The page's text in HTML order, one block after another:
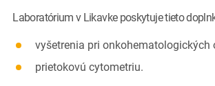
Laboratórium v Likavke poskytuje tieto
vyšetrenia pri onkohematologických
prietokovú cytometriu.